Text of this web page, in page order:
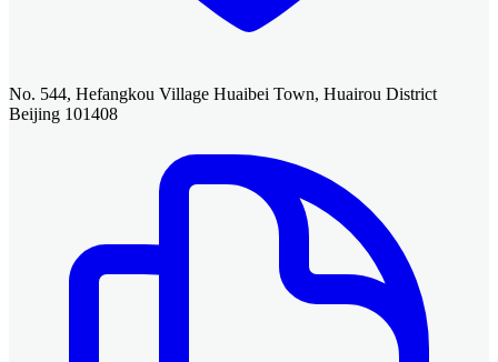
No. 544, Hefangkou Village Huaibei Town, Huairou District
Beijing 101408